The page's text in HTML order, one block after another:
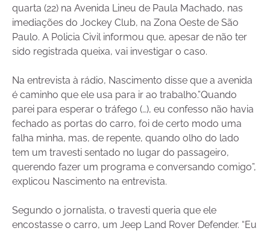
quarta (22) na Avenida Lineu de Paula Machado, nas
imediações do Jockey Club, na Zona Oeste de São
Paulo. A Policia Civil informou que, apesar de não ter
sido registrada queixa, vai investigar o caso.
Na entrevista à rádio, Nascimento disse que a avenida
é caminho que ele usa para ir ao trabalho.”Quando
parei para esperar o tráfego (…), eu confesso não havia
fechado as portas do carro, foi de certo modo uma
falha minha, mas, de repente, quando olho do lado
tem um travesti sentado no lugar do passageiro,
querendo fazer um programa e conversando comigo”,
explicou Nascimento na entrevista.
Segundo o jornalista, o travesti queria que ele
encostasse o carro, um Jeep Land Rover Defender. “Eu